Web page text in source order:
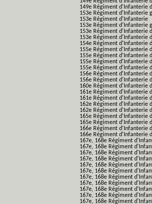
149e Régiment d'Infanterie
153e Régiment d'Infanterie
153e Régiment d'Infanterie
153e Régiment d'Infanterie
153e Régiment d'Infanterie
153e Régiment d'Infanterie
154e Régiment d'Infanterie
155e Régiment d'Infanterie
155e Régiment d'Infanterie
155e Régiment d'Infanterie
155e Régiment d'Infanterie
156e Régiment d'Infanterie
156e Régiment d'Infanterie
160e Régiment d'Infanterie
161e Régiment d'Infanterie
161e Régiment d'Infanterie
162e Régiment d'Infanterie
162e Régiment d'Infanterie
165e Régiment d'Infanterie
165e Régiment d'Infanterie
166e Régiment d'Infanterie
166e Régiment d'Infanterie
167e, 168e Régiment
167e, 168e Régiment
167e, 168e Régiment
167e, 168e Régiment
167e, 168e Régiment
167e, 168e Régiment
167e, 168e Régiment
167e, 168e Régiment
167e, 168e Régiment
167e, 168e Régiment
167e, 168e Régiment